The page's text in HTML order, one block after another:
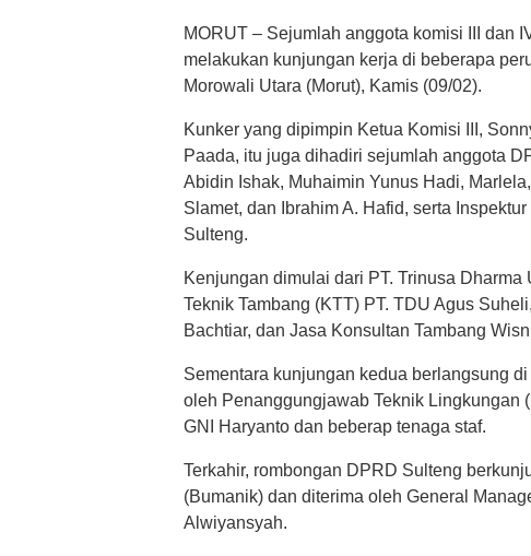
MORUT – Sejumlah anggota komisi III dan
melakukan kunjungan kerja di beberapa
Morowali Utara (Morut), Kamis (09/02).
Kunker yang dipimpin Ketua Komisi III,
Paada, itu juga dihadiri sejumlah anggota
Abidin Ishak, Muhaimin Yunus Hadi,
Slamet, dan Ibrahim A. Hafid, serta
Sulteng.
Kenjungan dimulai dari PT. Trinusa
Teknik Tambang (KTT) PT. TDU Agus
Bachtiar, dan Jasa Konsultan Tambang
Sementara kunjungan kedua berlangsung
oleh Penanggungjawab Teknik Lingkungan
GNI Haryanto dan beberap tenaga staf.
Terkahir, rombongan DPRD Sulteng
(Bumanik) dan diterima oleh General
Alwiyansyah.